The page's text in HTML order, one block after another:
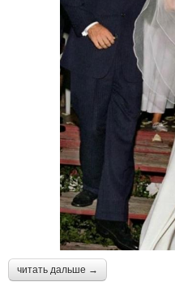
читать дальше →